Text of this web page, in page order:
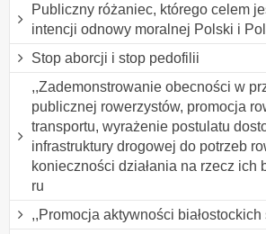
Publiczny różaniec, którego celem
intencji odnowy moralnej Polski i
Stop aborcji i stop pedofilii
,,Zademonstrowanie obecności w
publicznej rowerzystów, promocja
transportu, wyrażenie postulatu
infrastruktury drogowej do potrzeb
konieczności działania na rzecz ich
ru
,,Promocja aktywności białostockich